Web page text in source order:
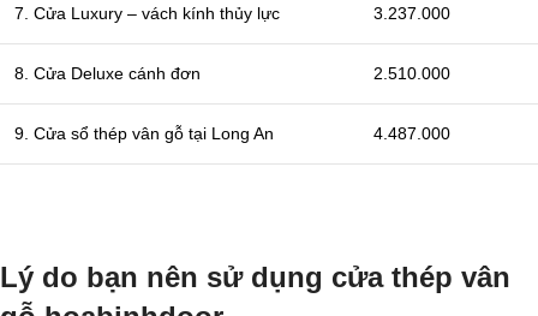
7. Cửa Luxury – vách kính thủy lực 3.237.000
8. Cửa Deluxe cánh đơn 2.510.000
9. Cửa sổ thép vân gỗ tại Long An 4.487.000
Lý do bạn nên sử dụng cửa thép vân